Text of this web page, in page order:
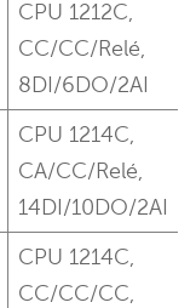
CPU 1212C,
CC/CC/Relé,
8DI/6DO/2AI
CPU 1214C,
CA/CC/Relé,
14DI/10DO/2AI
CPU 1214C,
CC/CC/CC,